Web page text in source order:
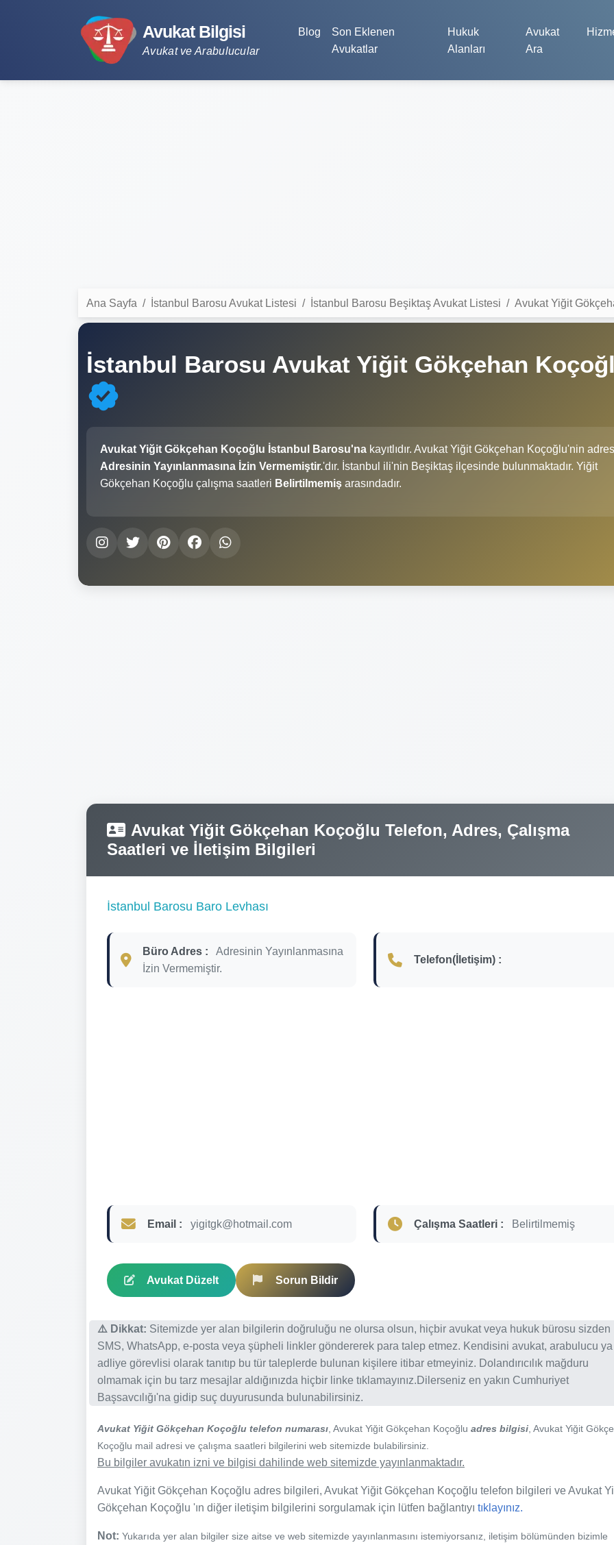
Avukat Bilgisi
Avukat ve Arabulucular
Blog
Son Eklenen
Avukatlar
Hukuk
Alanları
Avukat
Ara
Ana Sayfa İstanbul Barosu Avukat Listesi İstanbul Barosu Beşiktaş Avukat Listesi Avukat Yiğit
İstanbul Barosu Avukat Yiğit Gökçehan
Avukat Yiğit Gökçehan Koçoğlu İstanbul Barosu'na kayıtlıdır. Avukat Yiğit Gökçehan Koçoğlu'nin
Adresinin Yayınlanmasına İzin Vermemiştir.'dır. İstanbul ili'nin Beşiktaş ilçesinde bulunmaktadır. Yiğit
Gökçehan Koçoğlu çalışma saatleri Belirtilmemiş arasındadır.
Avukat Yiğit Gökçehan Koçoğlu Telefon, Adres, Çalışma
Saatleri ve İletişim Bilgileri
İstanbul Barosu Baro Levhası
Büro Adres :
Adresinin Yayınlanmasına
İzin Vermemiştir.
Telefon(İletişim) :
Email : yigitgk@hotmail.com Çalışma Saatleri : Belirtilmemiş
Avukat Düzelt Sorun Bildir
⚠️ Dikkat: Sitemizde yer alan bilgilerin doğruluğu ne olursa olsun, hiçbir avukat veya hukuk bürosu sizden
SMS, WhatsApp, e-posta veya şüpheli linkler göndererek para talep etmez. Kendisini avukat, arabulucu
adliye görevlisi olarak tanıtıp bu tür taleplerde bulunan kişilere itibar etmeyiniz. Dolandırıcılık mağduru
olmamak için bu tarz mesajlar aldığınızda hiçbir linke tıklamayınız.Dilerseniz en yakın Cumhuriyet
Başsavcılığı'na gidip suç duyurusunda bulunabilirsiniz.
Avukat Yiğit Gökçehan Koçoğlu telefon numarası , Avukat Yiğit Gökçehan Koçoğlu adres bilgisi , Avukat Yiğit
Koçoğlu mail adresi ve çalışma saatleri bilgilerini web sitemizde bulabilirsiniz.
Bu bilgiler avukatın izni ve bilgisi dahilinde web sitemizde yayınlanmaktadır.
Avukat Yiğit Gökçehan Koçoğlu adres bilgileri, Avukat Yiğit Gökçehan Koçoğlu telefon bilgileri ve Avukat
Gökçehan Koçoğlu 'ın diğer iletişim bilgilerini sorgulamak için lütfen bağlantıyı tıklayınız.
Not: Yukarıda yer alan bilgiler size aitse ve web sitemizde yayınlanmasını istemiyorsanız, iletişim bölümünden bizimle